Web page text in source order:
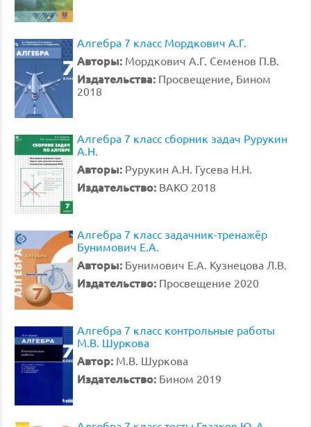
Алгебра 7 класс Мордкович А.Г.
Авторы: Мордкович А.Г. Семенов П.В.
Издательства: Просвещение, Бином
2018
Алгебра 7 класс сборник задач Рурукин
А.Н.
Авторы: Рурукин А.Н. Гусева Н.Н.
Издательство: ВАКО 2018
Алгебра 7 класс задачник-тренажёр
Бунимович Е.А.
Авторы: Бунимович Е.А. Кузнецова Л.В.
Издательство: Просвещение 2020
Алгебра 7 класс контрольные работы
М.В. Шуркова
Автор: М.В. Шуркова
Издательство: Бином 2019